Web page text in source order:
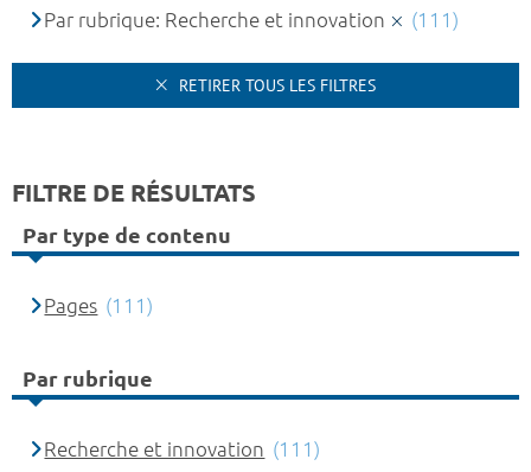
Par rubrique: Recherche et innovation
(111)
RETIRER TOUS LES FILTRES
FILTRE DE RÉSULTATS
Par type de contenu
Pages (111)
Par rubrique
Recherche et innovation (111)